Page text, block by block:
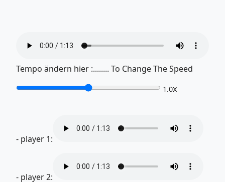
Tempo ändern hier :........ To Change The Speed
1.0x
- player 1:
- player 2: